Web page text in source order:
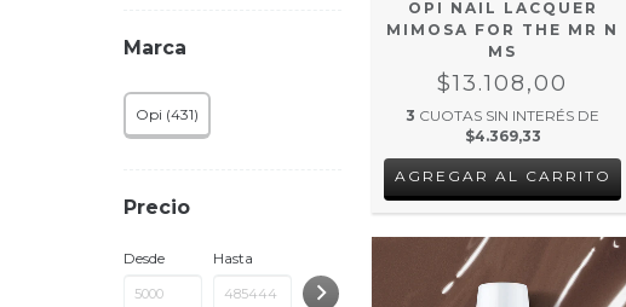
Marca
Opi (431)
Precio
Desde Hasta
OPI NAIL LACQUER
MIMOSA FOR THE MR N
MS
$13.108,00
3 CUOTAS SIN INTERÉS DE
$4.369,33